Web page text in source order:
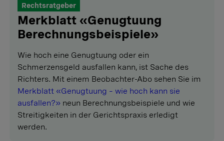
Rechtsratgeber
Merkblatt «Genugtuung
Berechnungsbeispiele»
Wie hoch eine Genugtuung oder ein
Schmerzensgeld ausfallen kann, ist Sache des
Richters. Mit einem Beobachter-Abo sehen Sie im
Merkblatt «Genugtuung – wie hoch kann sie
ausfallen?» neun Berechnungsbeispiele und wie
Streitigkeiten in der Gerichtspraxis erledigt
werden.